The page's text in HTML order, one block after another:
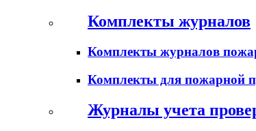
Комплекты журналов
Комплекты журналов
Комплекты для пожарной
Журналы учета